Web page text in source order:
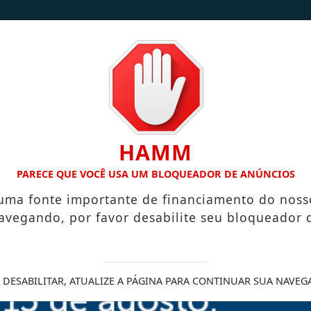
NOTÍCIAS /
A VILA NOVA DE COLARES DA TERRA PARA A MESA:
na autoridade
do cliente jurídico mudou
HAMM
PARECE QUE VOCÊ USA UM BLOQUEADOR DE ANÚNCIOS
fonte importante de financiamento do
por favor desabilite seu bloqueador
DESABILITAR, ATUALIZE A PÁGINA PARA CONTINUAR SUA